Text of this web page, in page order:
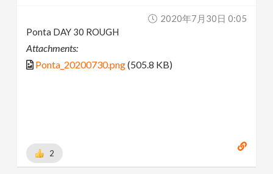
2020年7月30日 0:05
Ponta DAY 30 ROUGH
Attachments:
Ponta_20200730.png(505.8 KB)
2